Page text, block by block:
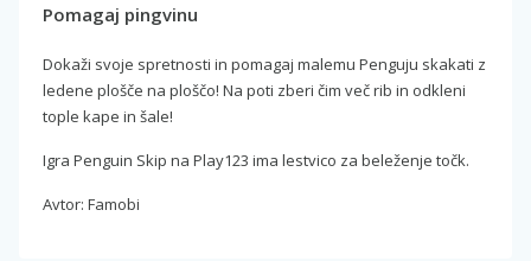
Pomagaj pingvinu
Dokaži svoje spretnosti in pomagaj malemu Penguju skakati z
ledene plošče na ploščo! Na poti zberi čim več rib in odkleni
tople kape in šale!
Igra Penguin Skip na Play123 ima lestvico za beleženje točk.
Avtor: Famobi